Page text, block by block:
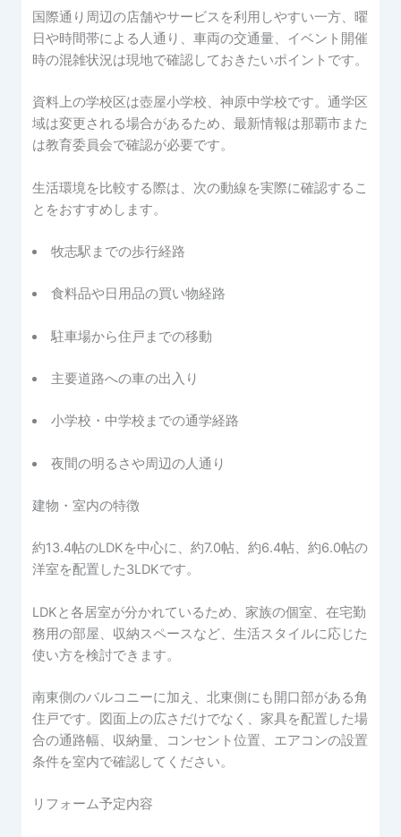
国際通り周辺の店舗やサービスを利用しやすい一方、曜
日や時間帯による人通り、車両の交通量、イベント開催
時の混雑状況は現地で確認しておきたいポイントです。
資料上の学校区は壺屋小学校、神原中学校です。通学区
域は変更される場合があるため、最新情報は那覇市また
は教育委員会で確認が必要です。
生活環境を比較する際は、次の動線を実際に確認するこ
とをおすすめします。
牧志駅までの歩行経路
食料品や日用品の買い物経路
駐車場から住戸までの移動
主要道路への車の出入り
小学校・中学校までの通学経路
夜間の明るさや周辺の人通り
建物・室内の特徴
約13.4帖のLDKを中心に、約7.0帖、約6.4帖、約6.0帖の
洋室を配置した3LDKです。
LDKと各居室が分かれているため、家族の個室、在宅勤
務用の部屋、収納スペースなど、生活スタイルに応じた
使い方を検討できます。
南東側のバルコニーに加え、北東側にも開口部がある角
住戸です。図面上の広さだけでなく、家具を配置した場
合の通路幅、収納量、コンセント位置、エアコンの設置
条件を室内で確認してください。
リフォーム予定内容